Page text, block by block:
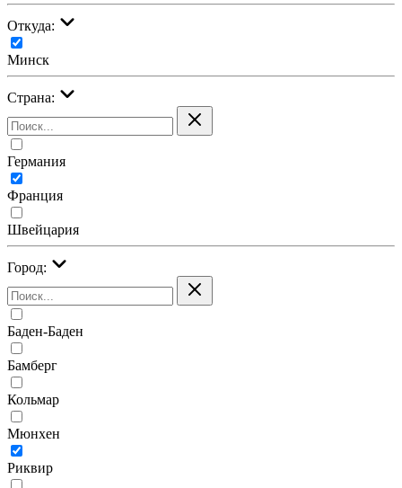
Откуда:
Минск
Страна:
Германия
Франция
Швейцария
Город:
Баден-Баден
Бамберг
Кольмар
Мюнхен
Риквир